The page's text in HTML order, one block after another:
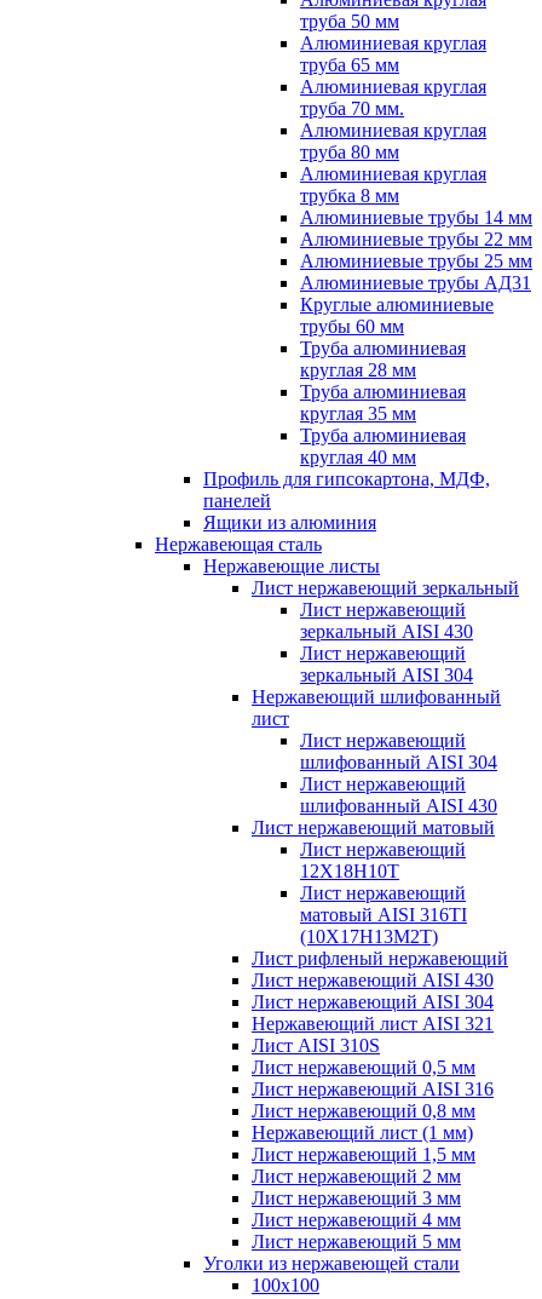
труба 50 мм
Алюминиевая круглая
труба 65 мм
Алюминиевая круглая
труба 70 мм.
Алюминиевая круглая
труба 80 мм
Алюминиевая круглая
трубка 8 мм
Алюминиевые трубы 14 мм
Алюминиевые трубы 22 мм
Алюминиевые трубы 25 мм
Алюминиевые трубы АД31
Круглые алюминиевые
трубы 60 мм
Труба алюминиевая
круглая 28 мм
Труба алюминиевая
круглая 35 мм
Труба алюминиевая
круглая 40 мм
Профиль для гипсокартона, МДФ,
панелей
Ящики из алюминия
Нержавеющая сталь
Нержавеющие листы
Лист нержавеющий зеркальный
Лист нержавеющий
зеркальный AISI 430
Лист нержавеющий
зеркальный AISI 304
Нержавеющий шлифованный
лист
Лист нержавеющий
шлифованный AISI 304
Лист нержавеющий
шлифованный AISI 430
Лист нержавеющий матовый
Лист нержавеющий
12X18H10T
Лист нержавеющий
матовый AISI 316TI
(10Х17Н13М2Т)
Лист рифленый нержавеющий
Лист нержавеющий AISI 430
Лист нержавеющий AISI 304
Нержавеющий лист AISI 321
Лист AISI 310S
Лист нержавеющий 0,5 мм
Лист нержавеющий AISI 316
Лист нержавеющий 0,8 мм
Нержавеющий лист (1 мм)
Лист нержавеющий 1,5 мм
Лист нержавеющий 2 мм
Лист нержавеющий 3 мм
Лист нержавеющий 4 мм
Лист нержавеющий 5 мм
Уголки из нержавеющей стали
100х100